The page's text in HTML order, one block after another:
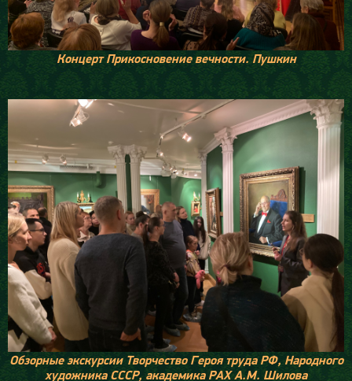
Концерт Прикосновение вечности. Пушкин
Обзорные экскурсии Творчество Героя труда РФ, Народного
художника СССР, академика РАХ А.М. Шилова